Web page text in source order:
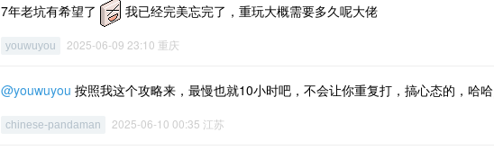
7年老坑有希望了 我已经完美忘完了，重玩大概需要多久呢大佬
youwuyou 2025-06-09 23:10 重庆
@youwuyou 按照我这个攻略来，最慢也就10小时吧，不会让你重复打，搞心态的，哈哈
chinese-pandaman 2025-06-10 00:35 江苏